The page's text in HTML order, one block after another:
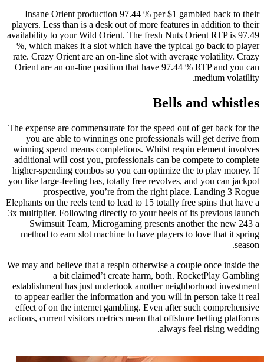
Insane Orient production 97.44 % per $1 gambled back to their
players. Less than is a desk out of more features in addition to their
availability to your Wild Orient. The fresh Nuts Orient RTP is 97.49
%, which makes it a slot which have the typical go back to player
rate. Crazy Orient are an on-line slot with average volatility. Crazy
Orient are an on-line position that have 97.44 % RTP and you can
medium volatility.
Bells and whistles
The expense are commensurate for the speed out of get back for the
you are able to winnings one professionals will get derive from
winning spend means completions. Whilst respin element involves
additional will cost you, professionals can be compete to complete
higher-spending combos so you can optimize the to play money. If
you like large-feeling has, totally free revolves, and you can jackpot
prospective, you’re from the right place. Landing 3 Rogue
Elephants on the reels tend to lead to 15 totally free spins that have a
3x multiplier. Following directly to your heels of its previous launch
Swimsuit Team, Microgaming presents another the new 243 a
method to earn slot machine to have players to love that it spring
season.
We may and believe that a respin otherwise a couple once inside the
a bit claimed’t create harm, both. RocketPlay Gambling
establishment has just undertook another neighborhood investment
to appear earlier the information and you will in person take it real
effect of on the internet gambling. Even after such comprehensive
actions, current visitors metrics mean that offshore betting platforms
always feel rising wedding.